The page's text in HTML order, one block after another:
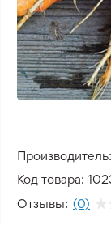
Производитель:
Код товара:
Отзывы: (0)